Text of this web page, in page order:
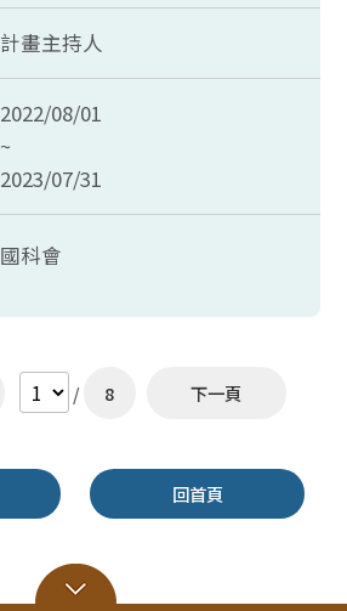
計畫主持人
2022/08/01
~
2023/07/31
國科會
/ 8 下一頁
回首頁